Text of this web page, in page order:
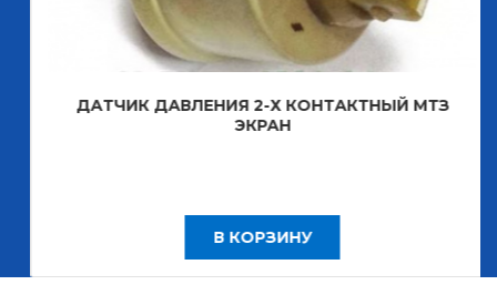
ДАТЧИК ДАВЛЕНИЯ 2-Х КОНТАКТНЫЙ МТЗ
ЭКРАН
В КОРЗИНУ